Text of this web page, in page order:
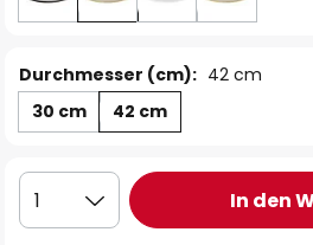
Durchmesser (cm): 42 cm
30 cm
42 cm
1 In den